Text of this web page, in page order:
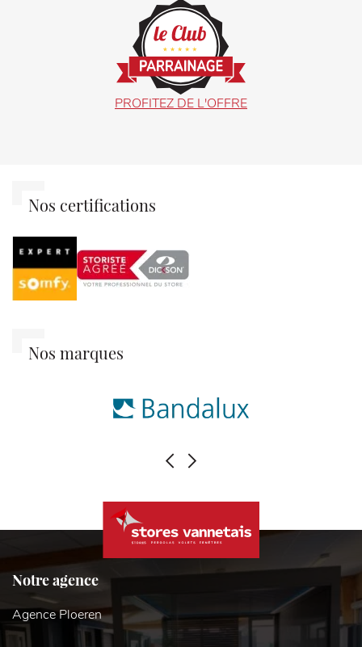
PROFITEZ DE L'OFFRE
Nos certifications
Nos marques
PRÉCÉDENT
SUIVANT
Notre agence
Agence Ploeren